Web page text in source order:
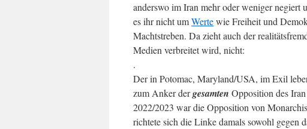
anderswo im Iran mehr oder weniger negiert
es ihr nicht umWertewie Freiheit und
Machtstreben. Da zieht auch der
Medien verbreitet wird, nicht:
.
Der in Potomac, Maryland/USA, im Exil
zum Anker dergesamten Opposition des
2022/2023 war die Opposition von
richtete sich die Linke damals sowohl gegen